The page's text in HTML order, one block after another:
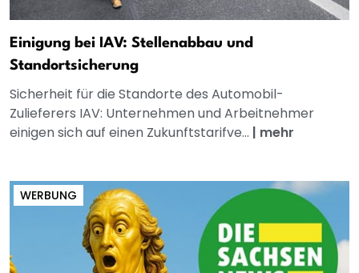
Einigung bei IAV: Stellenabbau und
Standortsicherung
Sicherheit für die Standorte des Automobil-
Zulieferers IAV: Unternehmen und Arbeitnehmer
einigen sich auf einen Zukunftstarifve... | mehr
WERBUNG